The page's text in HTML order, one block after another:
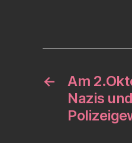
←
Am
Nazis